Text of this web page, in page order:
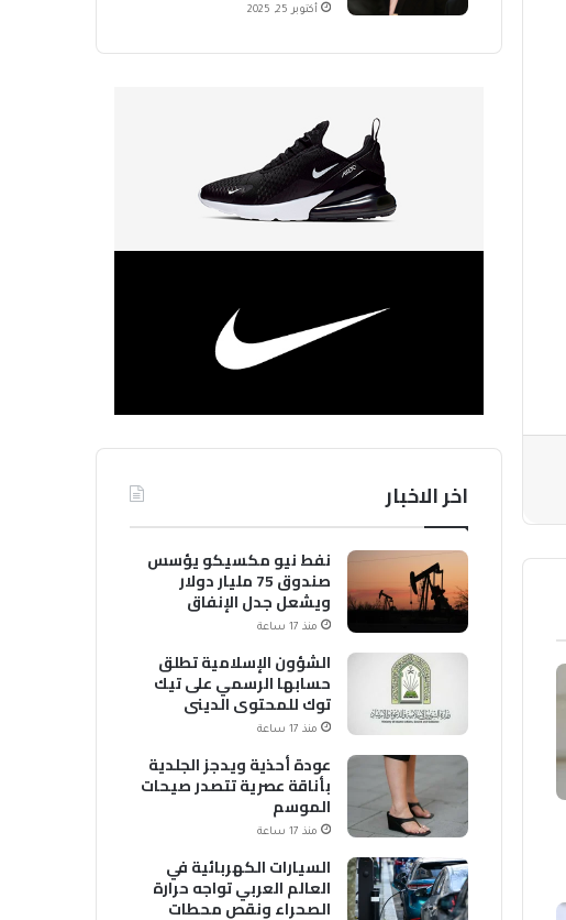
أكتوبر 25, 2025
اخر الاخبار
نفط نيو مكسيكو يؤسس
صندوق 75 مليار دولار
ويشعل جدل الإنفاق
منذ 17 ساعة
الشؤون الإسلامية تطلق
حسابها الرسمي على تيك
توك للمحتوى الديني
منذ 17 ساعة
عودة أحذية ويدجز الجلدية
بأناقة عصرية تتصدر صيحات
الموسم
منذ 17 ساعة
السيارات الكهربائية في
العالم العربي تواجه حرارة
الصحراء ونقص محطات